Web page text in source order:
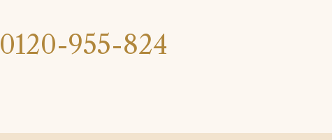
0120-955-824